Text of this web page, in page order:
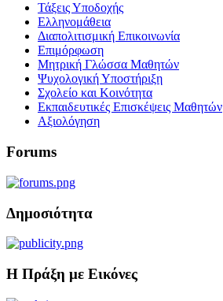
Τάξεις Υποδοχής
Ελληνομάθεια
Διαπολιτισμική Επικοινωνία
Επιμόρφωση
Μητρική Γλώσσα Μαθητών
Ψυχολογική Υποστήριξη
Σχολείο και Κοινότητα
Εκπαιδευτικές Επισκέψεις Μαθητών
Αξιολόγηση
Forums
Δημοσιότητα
Η Πράξη με Εικόνες